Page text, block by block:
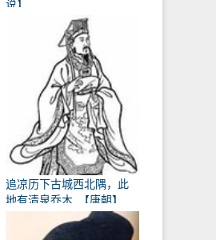
说】
追凉历下古城西北隅，此
地有清泉乔木_【唐朝】